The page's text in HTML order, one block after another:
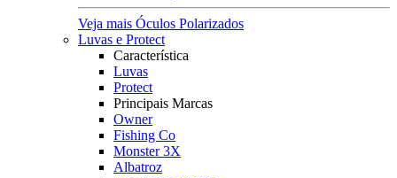
Veja mais Óculos Polarizados
Luvas e Protect
Característica
Luvas
Protect
Principais Marcas
Owner
Fishing Co
Monster 3X
Albatroz